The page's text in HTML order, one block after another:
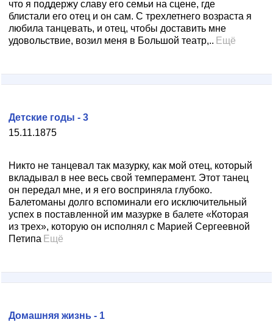
что я поддержу славу его семьи на сцене, где
блистали его отец и он сам. С трехлетнего возраста я
любила танцевать, и отец, чтобы доставить мне
удовольствие, возил меня в Большой театр,.. Ещё
15.11.1875
Детские годы - 3
Никто не танцевал так мазурку, как мой отец, который
вкладывал в нее весь свой темперамент. Этот танец
он передал мне, и я его восприняла глубоко.
Балетоманы долго вспоминали его исключительный
успех в поставленной им мазурке в балете «Которая
из трех», которую он исполнял с Марией Сергеевной
Петипа Ещё
Домашняя жизнь - 1